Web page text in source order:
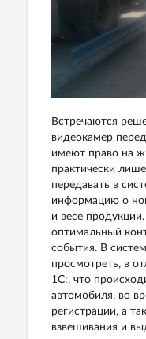
Встречаются
видеокамер
имеют право на
практически
передавать в
информацию о
и весе
оптимальный
события. В
просмотреть, в
1С:, что
автомобиля, во
регистрации, а
взвешивания и